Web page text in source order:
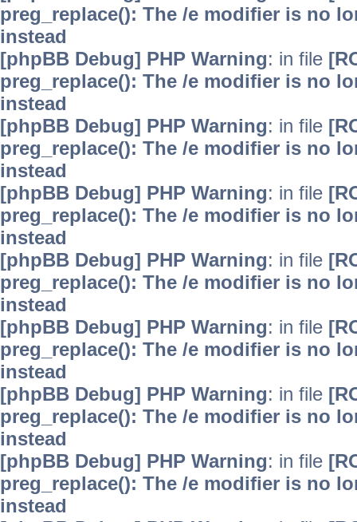
preg_replace(): The /e modifier is no
instead
[phpBB Debug] PHP Warning: in file
preg_replace(): The /e modifier is no
instead
[phpBB Debug] PHP Warning: in file
preg_replace(): The /e modifier is no
instead
[phpBB Debug] PHP Warning: in file
preg_replace(): The /e modifier is no
instead
[phpBB Debug] PHP Warning: in file
preg_replace(): The /e modifier is no
instead
[phpBB Debug] PHP Warning: in file
preg_replace(): The /e modifier is no
instead
[phpBB Debug] PHP Warning: in file
preg_replace(): The /e modifier is no
instead
[phpBB Debug] PHP Warning: in file
preg_replace(): The /e modifier is no
instead